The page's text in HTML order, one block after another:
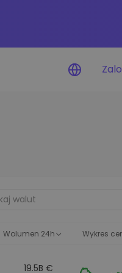
optymalne wyniki
Wolumen 24h Wykres
19.5B €